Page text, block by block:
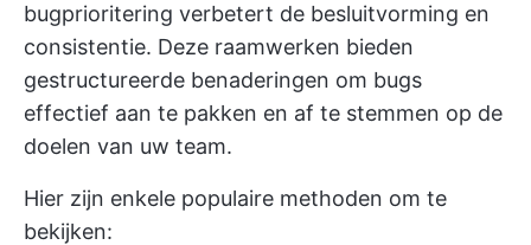
bugprioritering verbetert de besluitvorming en
consistentie. Deze raamwerken bieden
gestructureerde benaderingen om bugs
effectief aan te pakken en af te stemmen op de
doelen van uw team.
Hier zijn enkele populaire methoden om te
bekijken: